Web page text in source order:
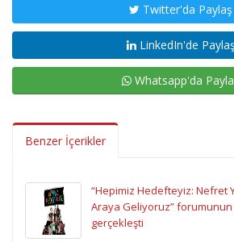
Twitter'da Paylaş
LinkedIn'de Paylaş
Whatsapp'da
Benzer İçerikler
“Hepimiz Hedefteyiz: Nefret
Araya Geliyoruz” forumunun
gerçekleşti